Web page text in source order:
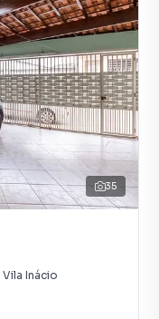
35
Vila Inácio